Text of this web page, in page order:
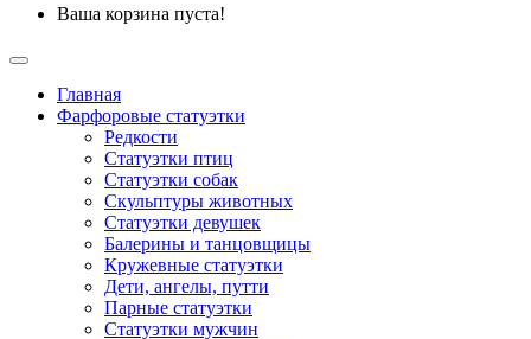
Ваша корзина пуста!
Главная
Фарфоровые статуэтки
Редкости
Cтатуэтки птиц
Cтатуэтки собак
Скульптуры животных
Статуэтки девушек
Балерины и танцовщицы
Кружевные статуэтки
Дети, ангелы, путти
Парные статуэтки
Статуэтки мужчин